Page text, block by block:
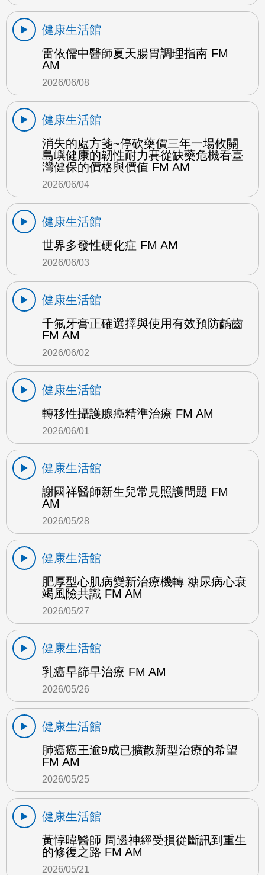
健康生活館
雷依儒中醫師夏天腸胃調理指南 FM
AM
2026/06/08
健康生活館
消失的處方箋~停砍藥價三年一場攸關
島嶼健康的韌性耐力賽從缺藥危機看臺
灣健保的價格與價值 FM AM
2026/06/04
健康生活館
世界多發性硬化症 FM AM
2026/06/03
健康生活館
千氟牙膏正確選擇與使用有效預防齲齒
FM AM
2026/06/02
健康生活館
轉移性攝護腺癌精準治療 FM AM
2026/06/01
健康生活館
謝國祥醫師新生兒常見照護問題 FM
AM
2026/05/28
健康生活館
肥厚型心肌病變新治療機轉 糖尿病心衰
竭風險共識 FM AM
2026/05/27
健康生活館
乳癌早篩早治療 FM AM
2026/05/26
健康生活館
肺癌癌王逾9成已擴散新型治療的希望
FM AM
2026/05/25
健康生活館
黃惇暐醫師 周邊神經受損從斷訊到重生
的修復之路 FM AM
2026/05/21